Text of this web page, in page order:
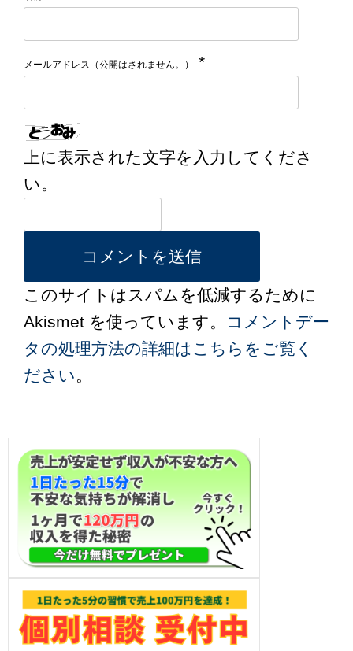
メールアドレス（公開はされません。） *
上に表示された文字を入力してくださ
い。
このサイトはスパムを低減するために
Akismet を使っています。
コメントデー
タの処理方法の詳細はこちらをご覧く
ださい。